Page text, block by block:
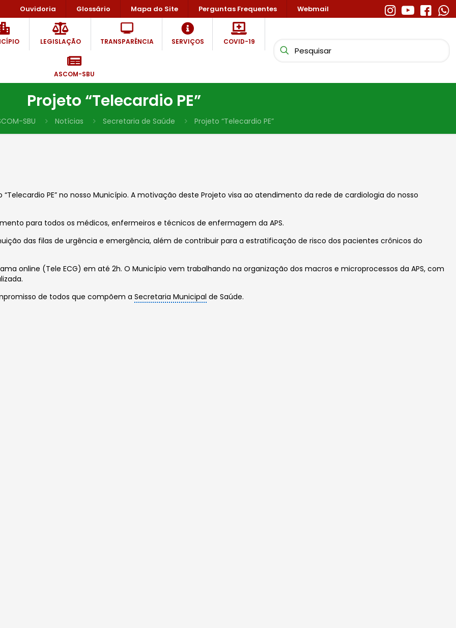
Ouvidoria Glossário Mapa do Site Perguntas Frequentes Webmail
LEGISLAÇÃO TRANSPARÊNCIA SERVIÇOS COVID-19
ASCOM-SBU
Projeto “Telecardio PE”
SBU Notícias Secretaria de Saúde Projeto “Telecardio PE”
PE” no nosso Município. A motivação deste Projeto visa ao atendimento da rede de cardiologia do nosso
para todos os médicos, enfermeiros e técnicos de enfermagem da APS.
das filas de urgência e emergência, além de contribuir para a estratificação de risco dos pacientes crônicos do
online (Tele ECG) em até 2h. O Município vem trabalhando na organização dos macros e microprocessos da APS, com
de todos que compõem aSecretaria Municipal de Saúde.